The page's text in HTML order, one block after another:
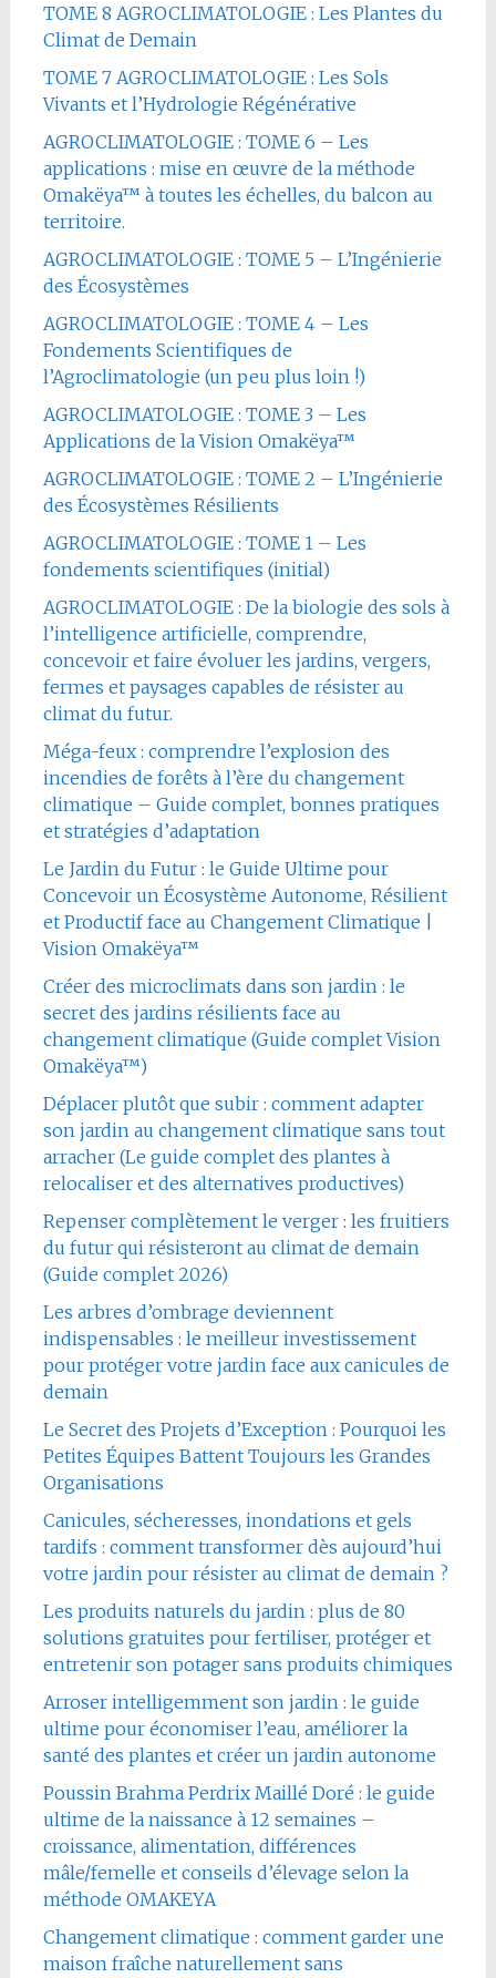
TOME 8 AGROCLIMATOLOGIE : Les Plantes du
Climat de Demain
TOME 7 AGROCLIMATOLOGIE : Les Sols
Vivants et l’Hydrologie Régénérative
AGROCLIMATOLOGIE : TOME 6 – Les
applications : mise en œuvre de la méthode
Omakëya™ à toutes les échelles, du balcon au
territoire.
AGROCLIMATOLOGIE : TOME 5 – L’Ingénierie
des Écosystèmes
AGROCLIMATOLOGIE : TOME 4 – Les
Fondements Scientifiques de
l’Agroclimatologie (un peu plus loin !)
AGROCLIMATOLOGIE : TOME 3 – Les
Applications de la Vision Omakëya™
AGROCLIMATOLOGIE : TOME 2 – L’Ingénierie
des Écosystèmes Résilients
AGROCLIMATOLOGIE : TOME 1 – Les
fondements scientifiques (initial)
AGROCLIMATOLOGIE : De la biologie des sols à
l’intelligence artificielle, comprendre,
concevoir et faire évoluer les jardins, vergers,
fermes et paysages capables de résister au
climat du futur.
Méga-feux : comprendre l’explosion des
incendies de forêts à l’ère du changement
climatique – Guide complet, bonnes pratiques
et stratégies d’adaptation
Le Jardin du Futur : le Guide Ultime pour
Concevoir un Écosystème Autonome, Résilient
et Productif face au Changement Climatique |
Vision Omakëya™
Créer des microclimats dans son jardin : le
secret des jardins résilients face au
changement climatique (Guide complet Vision
Omakëya™)
Déplacer plutôt que subir : comment adapter
son jardin au changement climatique sans tout
arracher (Le guide complet des plantes à
relocaliser et des alternatives productives)
Repenser complètement le verger : les fruitiers
du futur qui résisteront au climat de demain
(Guide complet 2026)
Les arbres d’ombrage deviennent
indispensables : le meilleur investissement
pour protéger votre jardin face aux canicules de
demain
Le Secret des Projets d’Exception : Pourquoi les
Petites Équipes Battent Toujours les Grandes
Organisations
Canicules, sécheresses, inondations et gels
tardifs : comment transformer dès aujourd’hui
votre jardin pour résister au climat de demain ?
Les produits naturels du jardin : plus de 80
solutions gratuites pour fertiliser, protéger et
entretenir son potager sans produits chimiques
Arroser intelligemment son jardin : le guide
ultime pour économiser l’eau, améliorer la
santé des plantes et créer un jardin autonome
Poussin Brahma Perdrix Maillé Doré : le guide
ultime de la naissance à 12 semaines –
croissance, alimentation, différences
mâle/femelle et conseils d’élevage selon la
méthode OMAKEYA
Changement climatique : comment garder une
maison fraîche naturellement sans